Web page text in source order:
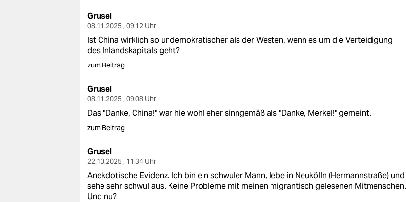
Grusel
08.11.2025 , 09:12 Uhr
Ist China wirklich so undemokratischer als der Westen, wenn es um die Verteidigung
des Inlandskapitals geht?
zum Beitrag
Grusel
08.11.2025 , 09:08 Uhr
Das "Danke, China!" war hie wohl eher sinngemäß als "Danke, Merkel!" gemeint.
zum Beitrag
Grusel
22.10.2025 , 11:34 Uhr
Anekdotische Evidenz. Ich bin ein schwuler Mann, lebe in Neukölln (Hermannstraße) und
sehe sehr schwul aus. Keine Probleme mit meinen migrantisch gelesenen Mitmenschen.
Und nu?